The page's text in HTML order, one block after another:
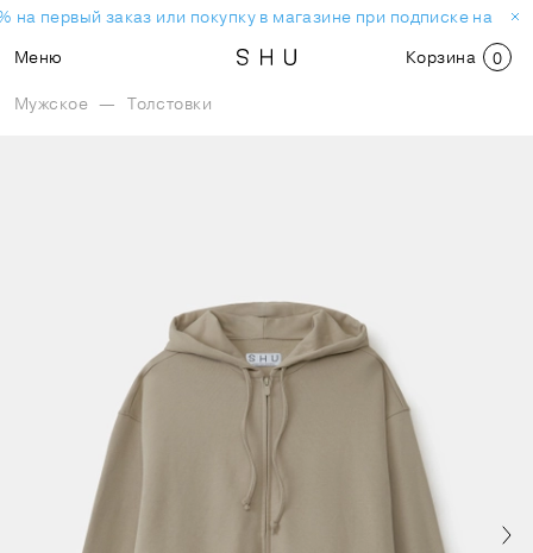
на первый заказ или покупку в магазине при подписке на
Меню
Корзина 0
Мужское — Толстовки